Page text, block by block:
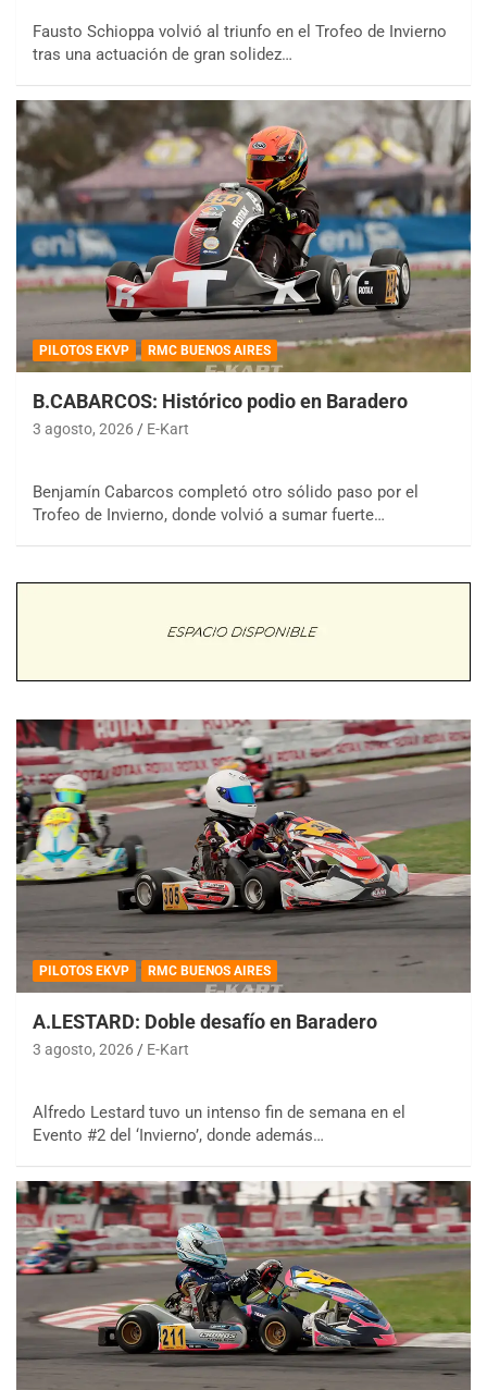
Fausto Schioppa volvió al triunfo en el Trofeo de Invierno
tras una actuación de gran solidez…
PILOTOS EKVP RMC BUENOS AIRES
B.CABARCOS: Histórico podio en Baradero
3 agosto, 2026 E-Kart
Benjamín Cabarcos completó otro sólido paso por el
Trofeo de Invierno, donde volvió a sumar fuerte…
PILOTOS EKVP RMC BUENOS AIRES
A.LESTARD: Doble desafío en Baradero
3 agosto, 2026 E-Kart
Alfredo Lestard tuvo un intenso fin de semana en el
Evento #2 del ‘Invierno’, donde además…